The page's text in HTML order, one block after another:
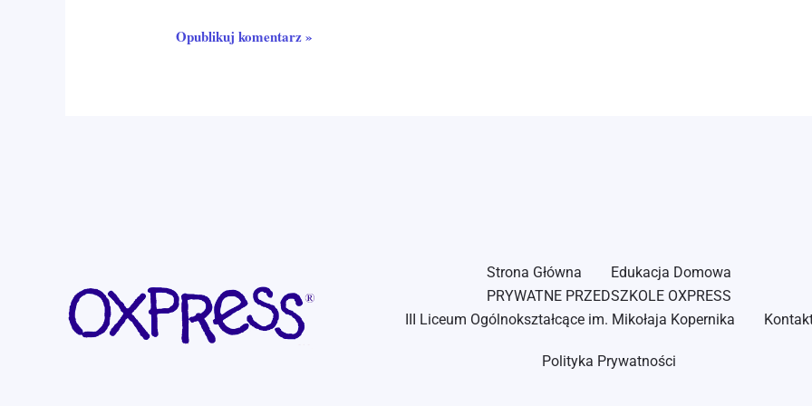
Strona Główna
Edukacja Domowa
PRYWATNE PRZEDSZKOLE OXPRESS
III Liceum Ogólnokształcące im. Mikołaja Kopernika
Polityka Prywatności